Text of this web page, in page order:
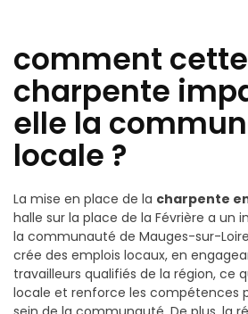
comment cette
charpente
elle la
locale ?
La mise en place de la charpente
halle sur la place de la Févrière a un
la communauté de Mauges-sur-
crée des emplois locaux, en
travailleurs qualifiés de la région, ce
locale et renforce les compétences